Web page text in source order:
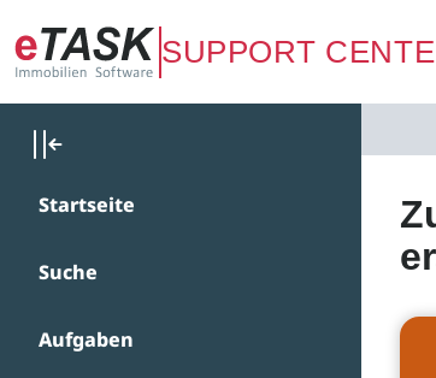
Zum Hauptinhalt springen
SUPPORT
Startseite
Suche
Aufgaben